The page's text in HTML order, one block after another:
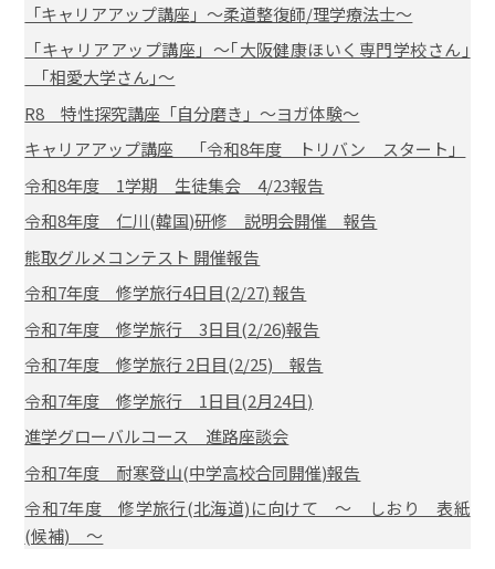
「キャリアアップ講座」～柔道整復師/理学療法士～
「キャリアアップ講座」～｢大阪健康ほいく専門学校さん｣
｢相愛大学さん｣～
R8 特性探究講座「自分磨き」～ヨガ体験～
キャリアアップ講座 「令和8年度 トリバン スタート」
令和8年度 1学期 生徒集会 4/23報告
令和8年度 仁川(韓国)研修 説明会開催 報告
熊取グルメコンテスト 開催報告
令和7年度 修学旅行4日目(2/27) 報告
令和7年度 修学旅行 3日目(2/26)報告
令和7年度 修学旅行 2日目(2/25) 報告
令和7年度 修学旅行 1日目(2月24日)
進学グローバルコース 進路座談会
令和7年度 耐寒登山(中学高校合同開催)報告
令和7年度 修学旅行(北海道)に向けて ～ しおり 表紙
(候補) ～